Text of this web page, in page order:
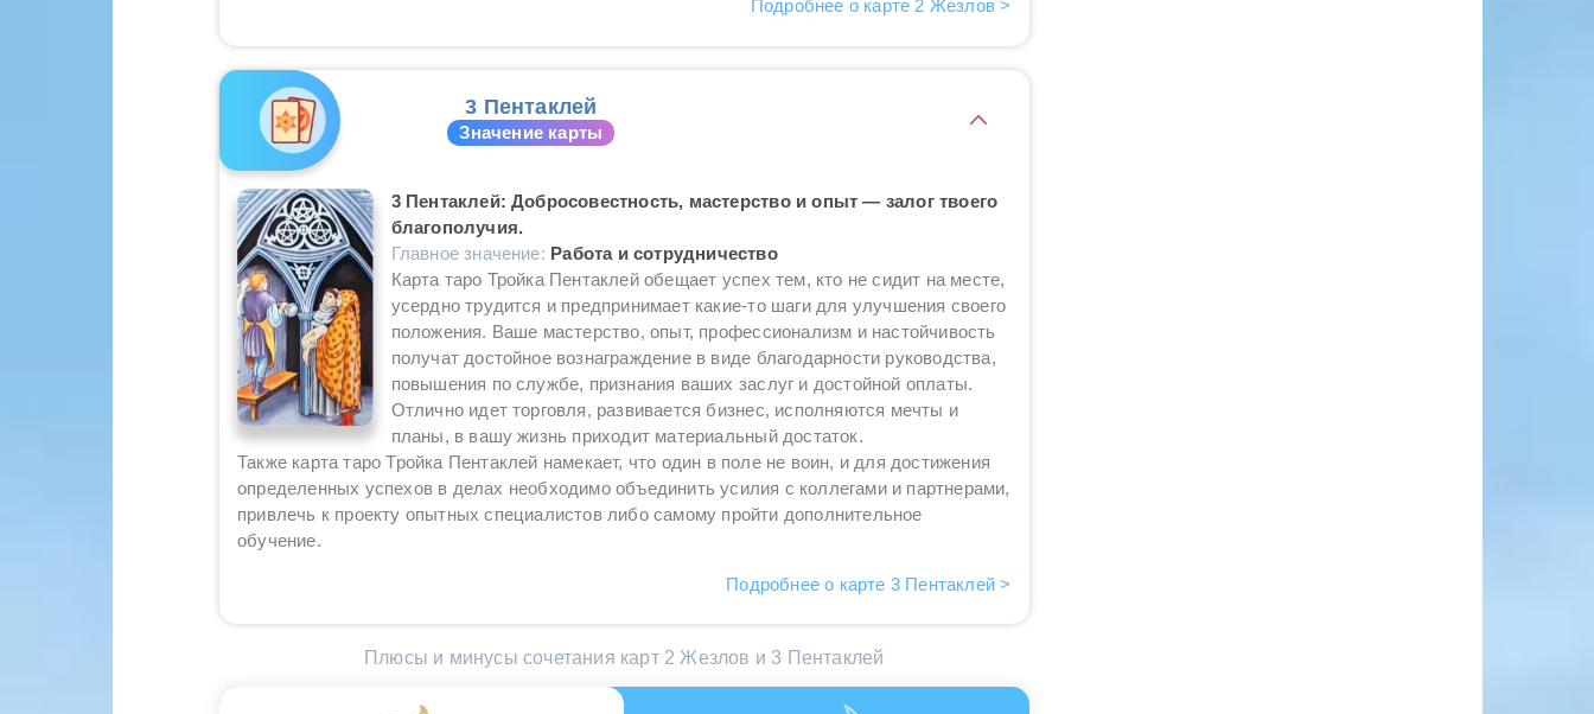
Подробнее о карте 2 Жезлов >
3 Пентаклей
Значение карты
3 Пентаклей: Добросовестность, мастерство и опыт — залог твоего
благополучия.
Главное значение: Работа и сотрудничество
Карта таро Тройка Пентаклей обещает успех тем, кто не сидит на месте,
усердно трудится и предпринимает какие-то шаги для улучшения своего
положения. Ваше мастерство, опыт, профессионализм и настойчивость
получат достойное вознаграждение в виде благодарности руководства,
повышения по службе, признания ваших заслуг и достойной оплаты.
Отлично идет торговля, развивается бизнес, исполняются мечты и
планы, в вашу жизнь приходит материальный достаток.
Также карта таро Тройка Пентаклей намекает, что один в поле не воин, и для достижения
определенных успехов в делах необходимо объединить усилия с коллегами и партнерами,
привлечь к проекту опытных специалистов либо самому пройти дополнительное
обучение.
Подробнее о карте 3 Пентаклей >
Плюсы и минусы сочетания карт 2 Жезлов и 3 Пентаклей